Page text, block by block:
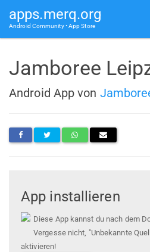
apps.merq.org
Android Community • App Store
Jamboree
Android App von
App installieren
Diese App kannst du nach dem
Vergesse nicht, "Unbekannte
aktivieren!